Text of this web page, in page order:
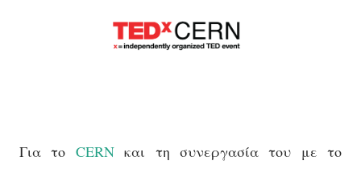
Για το CERNκαι τη συνεργασία του με το